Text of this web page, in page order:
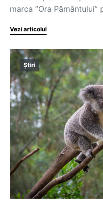
marca ”Ora
Vezi articolul
Știri